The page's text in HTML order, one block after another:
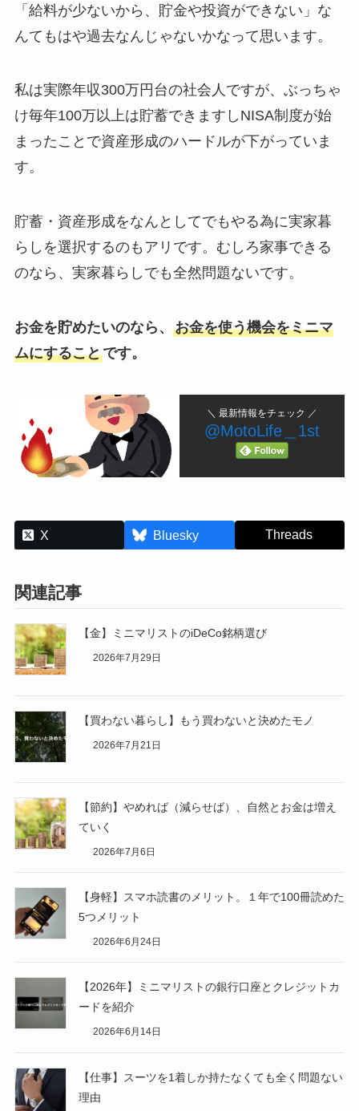
「給料が少ないから、貯金や投資ができない」な
んてもはや過去なんじゃないかなって思います。
私は実際年収300万円台の社会人ですが、ぶっちゃ
け毎年100万以上は貯蓄できますしNISA制度が始
まったことで資産形成のハードルが下がっていま
す。
貯蓄・資産形成をなんとしてでもやる為に実家暮
らしを選択するのもアリです。むしろ家事できる
のなら、実家暮らしでも全然問題ないです。
お金を貯めたいのなら、 お金を使う機会をミニマ
ムにすることです。
＼ 最新情報をチェック ／
@MotoLife＿1st
X Bluesky Threads
関連記事
【金】ミニマリストのiDeCo銘柄選び
2026年7月29日
【買わない暮らし】もう買わないと決めたモノ
2026年7月21日
【節約】やめれば（減らせば）、自然とお金は増え
ていく
2026年7月6日
【身軽】スマホ読書のメリット。１年で100冊読めた
5つメリット
2026年6月24日
【2026年】ミニマリストの銀行口座とクレジットカ
ードを紹介
2026年6月14日
【仕事】スーツを1着しか持たなくても全く問題ない
理由